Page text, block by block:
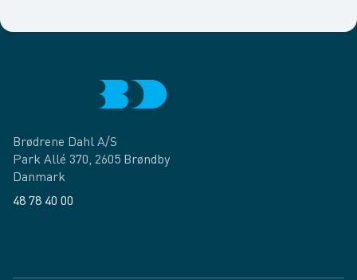
Brødrene Dahl A/S
Park Allé 370, 2605 Brøndby
Danmark
48 78 40 00